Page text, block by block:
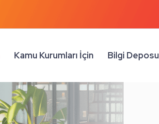
Kamu Kurumları İçin Bilgi Deposu